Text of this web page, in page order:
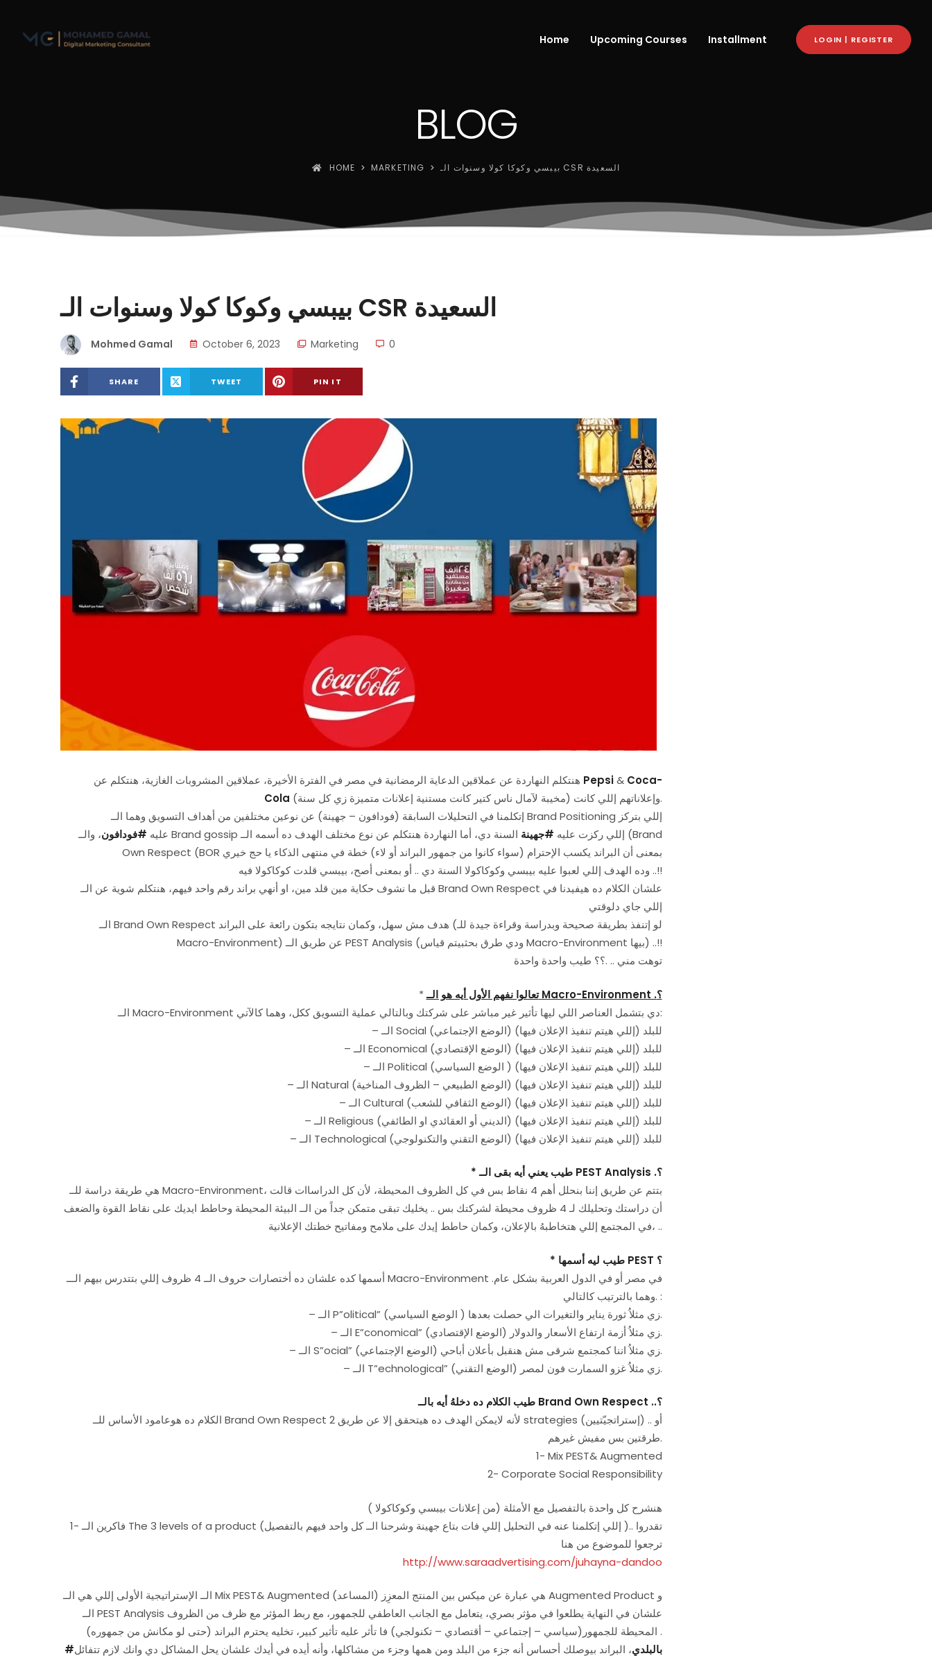
Home Upcoming Courses Installment LOGIN | REGISTER
BLOG
HOME MARKETING بيبسي وكوكا كولا وسنوات الـ CSR السعيدة
بيبسي وكوكا كولا وسنوات الـ CSR السعيدة
Mohmed Gamal October 6, 2023 Marketing 0
SHARE TWEET PIN IT
Pepsi& Coca-
Cola
وإعلاناتهم إللي كانت (مخيبة لآمال ناس كتير كانت مستنية إعلانات متميزة زي كل سنة).
إتكلمنا في التحليلات السابقة (فودافون – جهينة) عن نوعين مختلفين من أهداف التسويق وهما الــ Brand Positioning إللي بتركز
عليه #فودافون ، والــ Brand gossip إللي ركزت عليه #جهينة السنة دي، أما النهاردة هنتكلم عن نوع مختلف الهدف ده أسمه الــ (Brand
Own Respect (BOR بمعنى أن البراند يكسب الإحترام (سواء كانوا من جمهور البراند أو لاء) خطة في منتهى الذكاء يا حج خيري
وده الهدف إللي لعبوا عليه بيبسي وكوكاكولا السنة دي .. أو بمعنى أصح، بيبسي قلدت كوكاكولا فيه ..!!
قبل ما نشوف حكاية مين قلد مين، او أنهي براند رقم واحد فيهم، هنتكلم شوية عن الــ Brand Own Respect علشان الكلام ده هيفيدنا في
إللي جاي دلوقتي
الــ Brand Own Respect هدف مش سهل، وكمان نتايجه بتكون رائعة على البراند (لو إتنفذ بطريقة صحيحة وبدراسة وقراءة جيدة للـ
Macro-Environment) عن طريق الــ PEST Analysis (ودي طرق بحثبيتم قياس Macro-Environment بيها) ..!!
توهت مني .. .؟؟ طيب واحدة واحدة
*تعالوا نفهم الأول أيه هو الــMacro-Environment .؟
الــ Macro-Environment دي بتشمل العناصر اللي ليها تأثير غير مباشر على شركتك وبالتالي عملية التسويق ككل، وهما كالآتي:
– الــ Social (الوضع الإجتماعي) للبلد (إللي هيتم تنفيذ الإعلان فيها)
– الــ Economical (الوضع الإقتصادي) للبلد (إللي هيتم تنفيذ الإعلان فيها)
– الــ Political (الوضع السياسي ) للبلد (إللي هيتم تنفيذ الإعلان فيها)
– الــ Natural (الوضع الطبيعي – الظروف المناخية) للبلد (إللي هيتم تنفيذ الإعلان فيها)
– الــ Cultural (الوضع الثقافي للشعب) للبلد (إللي هيتم تنفيذ الإعلان فيها)
– الــ Religious (الديني أو العقائدي او الطائفي) للبلد (إللي هيتم تنفيذ الإعلان فيها)
– الــ Technological (الوضع التقني والتكنولوجي) للبلد (إللي هيتم تنفيذ الإعلان فيها)
*طيب يعني أيه بقى الــPEST Analysis .؟
هي طريقة دراسة للــ Macro-Environment، بتتم عن طريق إننا بنحلل أهم 4 نقاط بس في كل الظروف المحيطة، لأن كل الدراساات قالت
أن دراستك وتحليلك لـ 4 ظروف محيطة لشركتك بس .. يخليك تبقى متمكن جداً من الــ البيئة المحيطة وحاطط ايديك على نقاط القوة والضعف
في المجتمع إللي هتخاطبهُ بالإعلان، وكمان حاطط إيدك على ملامح ومفاتيح خطتك الإعلانية، ..
* طيب ليه أسمهاPEST ؟
أسمها كده علشان ده أختصارات حروف الــ 4 ظروف إللي بتتدرس بيهم الـــ Macro-Environment في مصر أو في الدول العربية بشكل عام.
وهما بالترتيب كالتالي. :
– الــ P”olitical” (الوضع السياسي ) زي مثلاُ ثورة يناير والتغيرات الي حصلت بعدها.
– الــ E”conomical” (الوضع الإقتصادي) زي مثلاُ أزمة ارتفاع الأسعار والدولار.
– الــ S”ocial” (الوضع الإجتماعي) زي مثلاُ اننا كمجتمع شرقى مش هنقبل بأعلان أباحي.
– الــ T”echnological” (الوضع التقني) زي مثلاُ غزو السمارت فون لمصر.
طيب الكلام ده دخلهُ أيه بالــBrand Own Respect ..؟
الكلام ده هوعامود الأساس للــ Brand Own Respect لأنه لايمكن الهدف ده هيتحقق إلا عن طريق 2 strategies (إستراتجيّتيين) .. أو
طرقتين بس مفيش غيرهم.
1- Mix PEST& Augmented
2- Corporate Social Responsibility
هنشرح كل واحدة بالتفصيل مع الأمثلة (من إعلانات بيبسي وكوكاكولا )
1- فاكرين الــ The 3 levels of a product (إللي إتكلمنا عنه في التحليل إللي فات بتاع جهينة وشرحنا الــ كل واحد فيهم بالتفصيل ).. تقدروا
ترجعوا للموضوع من هنا
http://www.saraadvertising.com/juhayna-dandoo
الــ الإستراتيجية الأولى إللي هي الــ Mix PEST& Augmented هي عبارة عن ميكس بين المنتج المعزِز (المساعد) Augmented Product و
الــ PEST Analysis علشان في النهاية يطلعوا في مؤثر بصري، يتعامل مع الجانب العاطفي للجمهور، مع ربط المؤثر مع ظرف من الظروف
المحيطة للجمهور(سياسي – إجتماعي – أقتصادي – تكنولجي) فا تأثر عليه تأثير كبير، تخليه يحترم البراند (حتى لو مكانش من جمهوره) .
#
بالبلدي، البراند بيوصلك أحساس أنه جزء من البلد ومن همها وجزء من مشاكلها، وأنه أيده في أيدك علشان يحل المشاكل دي وانك لازم تتفائل